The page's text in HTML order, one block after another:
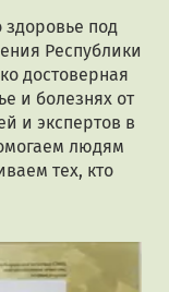
под
Республики
достоверная
и болезнях от
и экспертов в
людям
тех, кто